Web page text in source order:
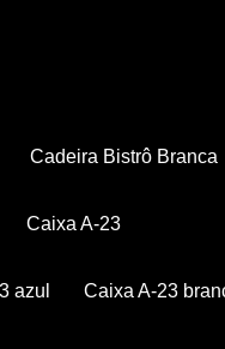
Cadeira Bistrô Branca
Caixa A-23
azul Caixa A-23